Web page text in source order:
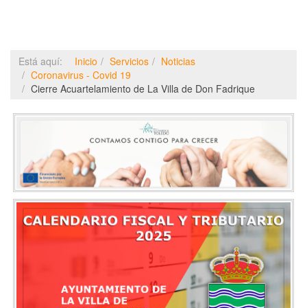
Está aquí: Inicio Servicios
Noticias
Coronavirus - Covid 19
Cierre Acuartelamiento de La Villa de Don Fadrique